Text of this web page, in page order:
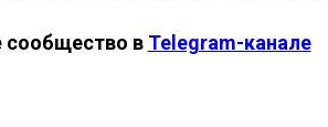
сообщество в Telegram-канале